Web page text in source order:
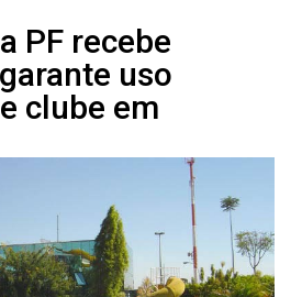
PF recebe
uso
clube em